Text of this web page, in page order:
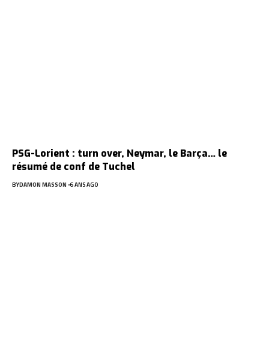
PSG-Lorient : turn over, Neymar, le Barça… le
résumé de conf de Tuchel
BYDAMON MASSON 6 ANS AGO